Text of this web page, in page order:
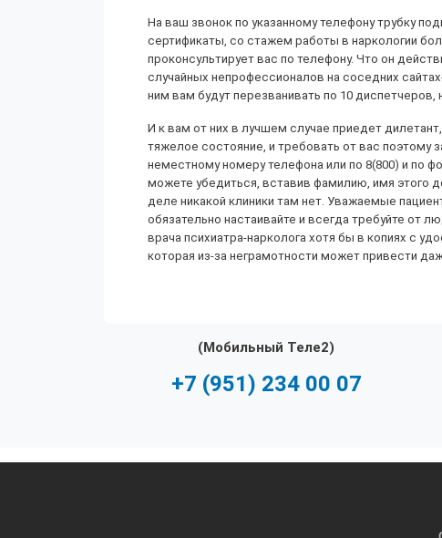
На ваш звонок по указанному телефону трубку
сертификаты, со стажем работы в наркологии
проконсультирует вас по телефону. Что он
случайных непрофессионалов на соседних
ним вам будут перезванивать по 10
И к вам от них в лучшем случае приедет
тяжелое состояние, и требовать от вас поэтому
неместному номеру телефона или по 8(800) и по
можете убедиться, вставив фамилию, имя этого
деле никакой клиники там нет. Уважаемые
обязательно настаивайте и всегда требуйте от
врача психиатра-нарколога хотя бы в копиях с
которая из-за неграмотности может привести
(Мобильный Теле2)
+7 (951) 234 00 07